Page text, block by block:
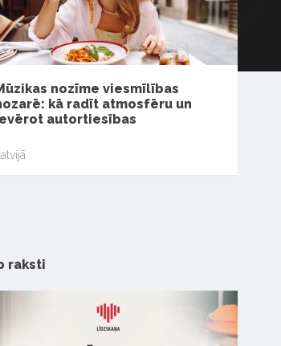
nozīme viesmīlības
kā radīt atmosfēru un
autortiesības
Latvijā
raksti